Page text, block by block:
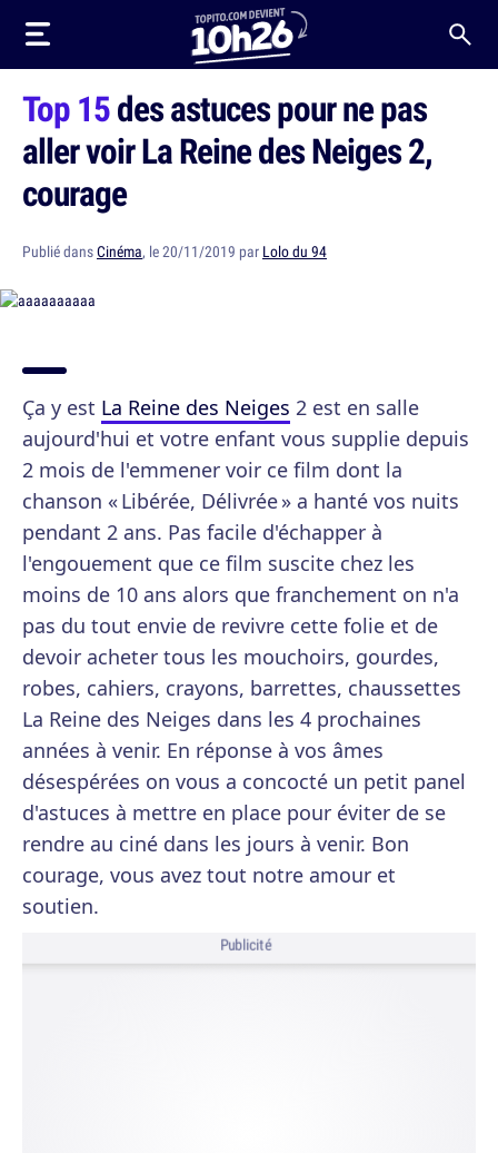
Top 15des astuces pour ne pas
aller voir La Reine des Neiges 2,
courage
Publié dansCinéma, le 20/11/2019 par Lolo du 94
Ça y est La Reine des Neiges 2 est en salle
aujourd'hui et votre enfant vous supplie depuis
2 mois de l'emmener voir ce film dont la
chanson « Libérée, Délivrée » a hanté vos nuits
pendant 2 ans. Pas facile d'échapper à
l'engouement que ce film suscite chez les
moins de 10 ans alors que franchement on n'a
pas du tout envie de revivre cette folie et de
devoir acheter tous les mouchoirs, gourdes,
robes, cahiers, crayons, barrettes, chaussettes
La Reine des Neiges dans les 4 prochaines
années à venir. En réponse à vos âmes
désespérées on vous a concocté un petit panel
d'astuces à mettre en place pour éviter de se
rendre au ciné dans les jours à venir. Bon
courage, vous avez tout notre amour et
soutien.
Publicité